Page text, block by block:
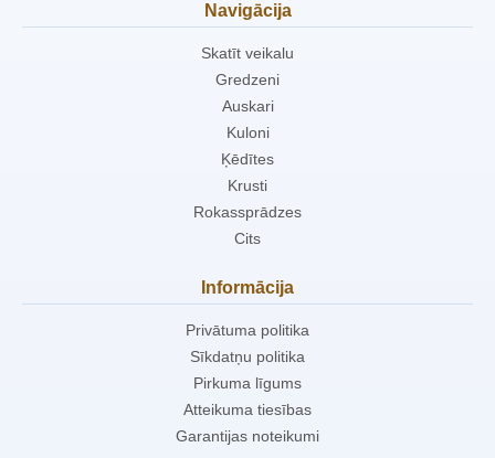
Navigācija
Skatīt veikalu
Gredzeni
Auskari
Kuloni
Ķēdītes
Krusti
Rokassprādzes
Cits
Informācija
Privātuma politika
Sīkdatņu politika
Pirkuma līgums
Atteikuma tiesības
Garantijas noteikumi